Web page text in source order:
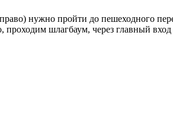
нужно пройти до пешеходного
шлагбаум, через главный